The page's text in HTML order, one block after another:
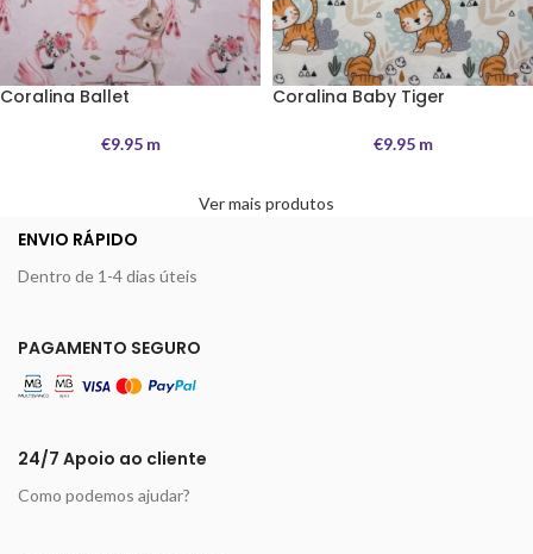
Coralina Ballet
€9.95m
Coralina Baby Tiger
€9.95m
Ver mais produtos
ENVIO RÁPIDO
Dentro de 1-4 dias úteis
PAGAMENTO SEGURO
24/7 Apoio ao cliente
Como podemos ajudar?